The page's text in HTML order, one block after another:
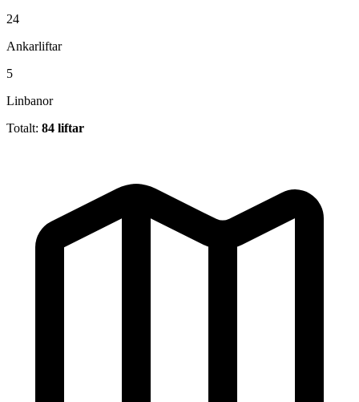
24
Ankarliftar
5
Linbanor
Totalt: 84 liftar